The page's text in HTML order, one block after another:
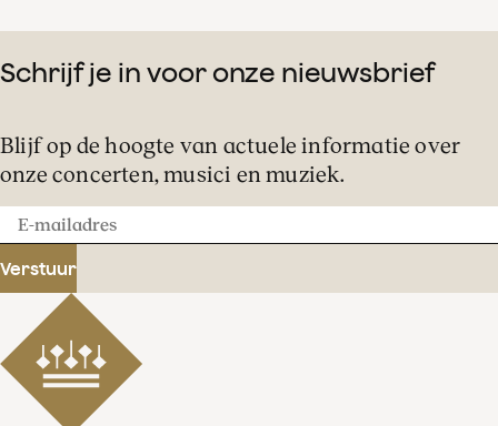
Schrijf je in voor onze nieuwsbrief
Blijf op de hoogte van actuele informatie over
onze concerten, musici en muziek.
E-
mailadres
Verstuur